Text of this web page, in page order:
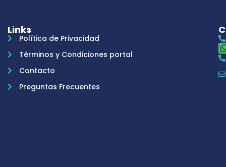
Links
Política de Privacidad
Términos y Condiciones portal
Contacto
Preguntas Frecuentes